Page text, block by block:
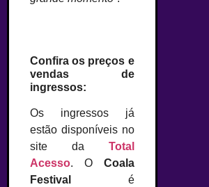
Confira os preços e
vendas de
ingressos:
Os ingressos já
estão disponíveis no
site da Total
Acesso. O Coala
Festival
é